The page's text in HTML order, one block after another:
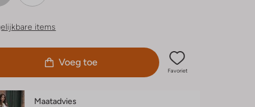
items
Voeg toe
Favoriet
Maatadvies